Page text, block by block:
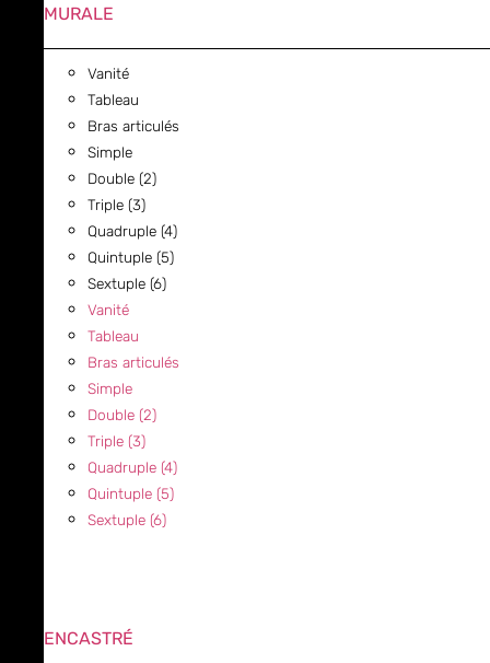
MURALE
Vanité
Tableau
Bras articulés
Simple
Double (2)
Triple (3)
Quadruple (4)
Quintuple (5)
Sextuple (6)
Vanité
Tableau
Bras articulés
Simple
Double (2)
Triple (3)
Quadruple (4)
Quintuple (5)
Sextuple (6)
ENCASTRÉ